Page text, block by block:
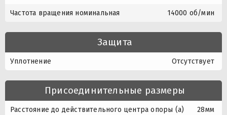
Частота вращения номинальная 14000 об/мин
Защита
Уплотнение Отсутствует
Присоединительные размеры
Расстояние до действительного центра опоры (a) 28мм